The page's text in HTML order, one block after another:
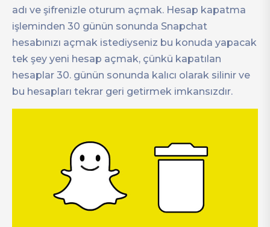
adı ve şifrenizle oturum açmak. Hesap kapatma
işleminden 30 günün sonunda Snapchat
hesabınızı açmak istediyseniz bu konuda yapacak
tek şey yeni hesap açmak, çünkü kapatılan
hesaplar 30. günün sonunda kalıcı olarak silinir ve
bu hesapları tekrar geri getirmek imkansızdır.